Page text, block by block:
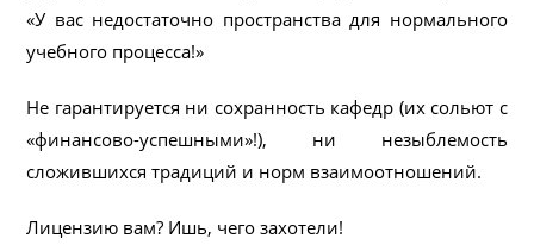
«У вас недостаточно пространства для нормального
учебного процесса!»
Не гарантируется ни сохранность кафедр (их сольют с
«финансово-успешными»!), ни незыблемость
сложившихся традиций и норм взаимоотношений.
Лицензию вам? Ишь, чего захотели!